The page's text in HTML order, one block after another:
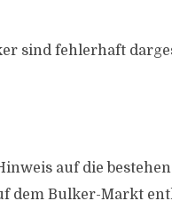
sind fehlerhaft
auf die
dem Bulker-Markt